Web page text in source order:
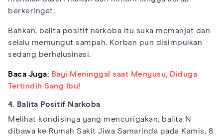
berkeringat.
Bahkan, balita positif narkoba itu suka memanjat dan
selalu memungut sampah. Korban pun disimpulkan
sedang berhalusinasi.
Baca Juga: Bayi Meninggal saat Menyusu, Diduga
Tertindih Sang Ibu!
4. Balita Positif Narkoba
Melihat kondisinya yang mencurigakan, balita N
dibawa ke Rumah Sakit Jiwa Samarinda pada Kamis, 8